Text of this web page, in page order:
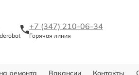
+7 (347) 210-06-34
Горячая линия
ремонта Вакансии Контакты